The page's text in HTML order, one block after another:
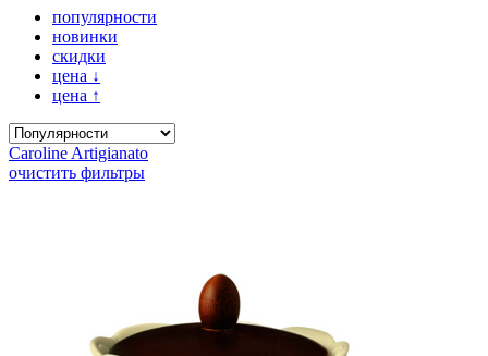
популярности
новинки
скидки
цена ↓
цена ↑
Caroline Artigianato
очистить фильтры